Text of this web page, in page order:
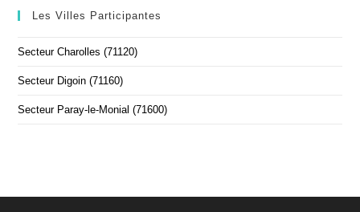
Les Villes Participantes
Secteur Charolles (71120)
Secteur Digoin (71160)
Secteur Paray-le-Monial (71600)